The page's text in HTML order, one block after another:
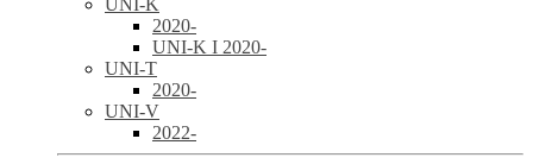
UNI-K
2020-
UNI-K I 2020-
UNI-T
2020-
UNI-V
2022-